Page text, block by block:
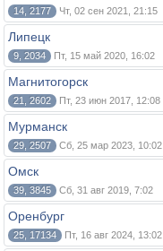
14, 2177 Чт, 02 сен 2021, 21:15
Липецк
9, 2034 Пт, 15 май 2020, 16:02
Магнитогорск
21, 2602 Пт, 23 июн 2017, 12:08
Мурманск
29, 2507 Сб, 25 мар 2023, 10:02
Омск
39, 3845 Сб, 31 авг 2019, 7:02
Оренбург
25, 17134 Пт, 16 авг 2024, 13:02